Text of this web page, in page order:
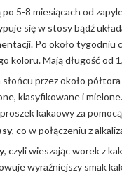
5-8 miesiącach od
się w stosy bądź
Po około tygodniu
koloru. Mają długość od
słońcu przez około
klasyfikowane i
kakaowy za
, co w połączeniu z
, czyli wieszając worek z
wyraźniejszy smak